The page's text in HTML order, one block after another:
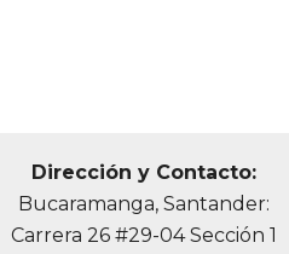
Dirección y Contacto:
Bucaramanga, Santander:
Carrera 26 #29-04 Sección 1